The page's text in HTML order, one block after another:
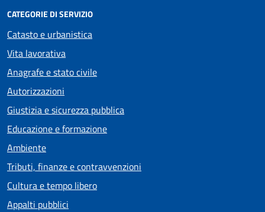
CATEGORIE DI SERVIZIO
Catasto e urbanistica
Vita lavorativa
Anagrafe e stato civile
Autorizzazioni
Giustizia e sicurezza pubblica
Educazione e formazione
Ambiente
Tributi, finanze e contravvenzioni
Cultura e tempo libero
Appalti pubblici